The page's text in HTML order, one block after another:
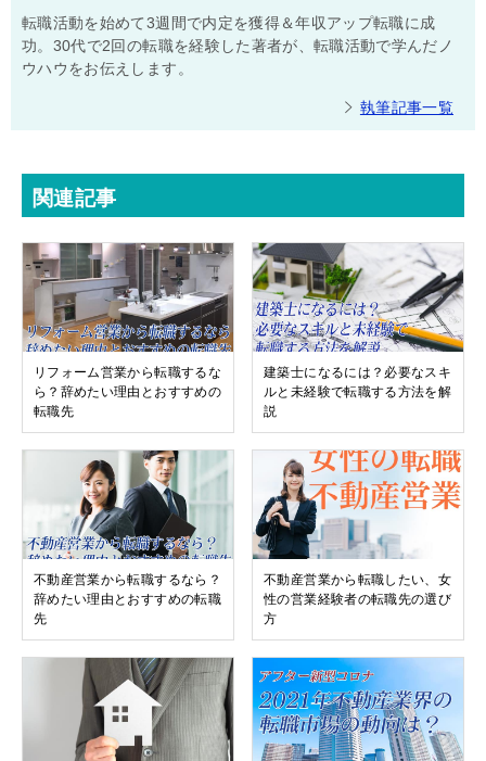
転職活動を始めて3週間で内定を獲得＆年収アップ転職に成
功。30代で2回の転職を経験した著者が、転職活動で学んだノ
ウハウをお伝えします。
執筆記事一覧
関連記事
リフォーム営業から転職するな
ら？辞めたい理由とおすすめの
転職先
建築士になるには？必要なスキ
ルと未経験で転職する方法を解
説
不動産営業から転職するなら？
辞めたい理由とおすすめの転職
先
不動産営業から転職したい、女
性の営業経験者の転職先の選び
方